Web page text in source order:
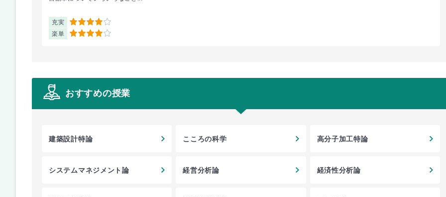
充実 4
楽単 4
おすすめの授業
建築設計特論 こころの科学 高分子加工特論
システムマネジメント論 経営分析論 経済性分析論